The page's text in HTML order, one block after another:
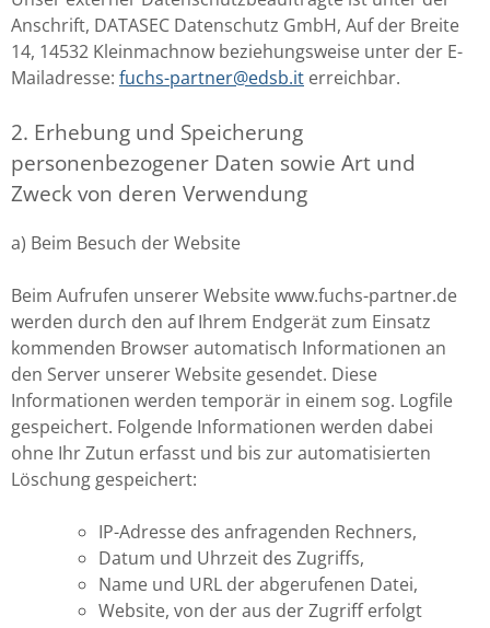
Anschrift, DATASEC Datenschutz GmbH, Auf der Breite
14, 14532 Kleinmachnow beziehungsweise unter der E-
Mailadresse: fuchs-partner@edsb.it erreichbar.
2. Erhebung und Speicherung
personenbezogener Daten sowie Art und
Zweck von deren Verwendung
a) Beim Besuch der Website
Beim Aufrufen unserer Website www.fuchs-partner.de
werden durch den auf Ihrem Endgerät zum Einsatz
kommenden Browser automatisch Informationen an
den Server unserer Website gesendet. Diese
Informationen werden temporär in einem sog. Logfile
gespeichert. Folgende Informationen werden dabei
ohne Ihr Zutun erfasst und bis zur automatisierten
Löschung gespeichert:
IP-Adresse des anfragenden Rechners,
Datum und Uhrzeit des Zugriffs,
Name und URL der abgerufenen Datei,
Website, von der aus der Zugriff erfolgt